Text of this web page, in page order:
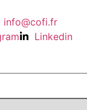
info@cofi.fr
Linkedin